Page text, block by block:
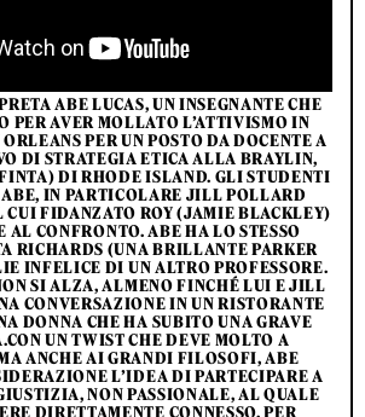
ABE LUCAS, UN INSEGNANTE CHE
PER AVER MOLLATO L’ATTIVISMO IN
PER UN POSTO DA DOCENTE A
DI STRATEGIA ETICA ALLA BRAYLIN,
DI RHODE ISLAND. GLI STUDENTI
IN PARTICOLARE JILL POLLARD
CUI FIDANZATO ROY (JAMIE BLACKLEY)
CONFRONTO. ABE HA LO STESSO
RICHARDS (UNA BRILLANTE PARKER
INFELICE DI UN ALTRO PROFESSORE.
SI ALZA, ALMENO FINCHÉ LUI E JILL
CONVERSAZIONE IN UN RISTORANTE
DONNA CHE HA SUBITO UNA GRAVE
UN TWIST CHE DEVE MOLTO A
ANCHE AI GRANDI FILOSOFI, ABE
L’IDEA DI PARTECIPARE A
NON PASSIONALE, AL QUALE